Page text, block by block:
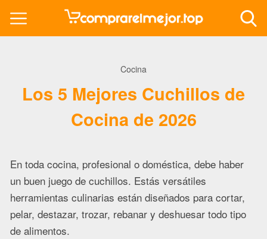
Cocina
Los 5 Mejores Cuchillos de
Cocina de 2026
En toda cocina, profesional o doméstica, debe haber
un buen juego de cuchillos. Estás versátiles
herramientas culinarias están diseñados para cortar,
pelar, destazar, trozar, rebanar y deshuesar todo tipo
de alimentos.